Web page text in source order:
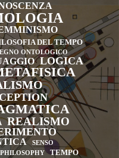
DEL TEMPO
ONTOLOGICO
LOGICA
REALISMO
SENSO
TEMPO